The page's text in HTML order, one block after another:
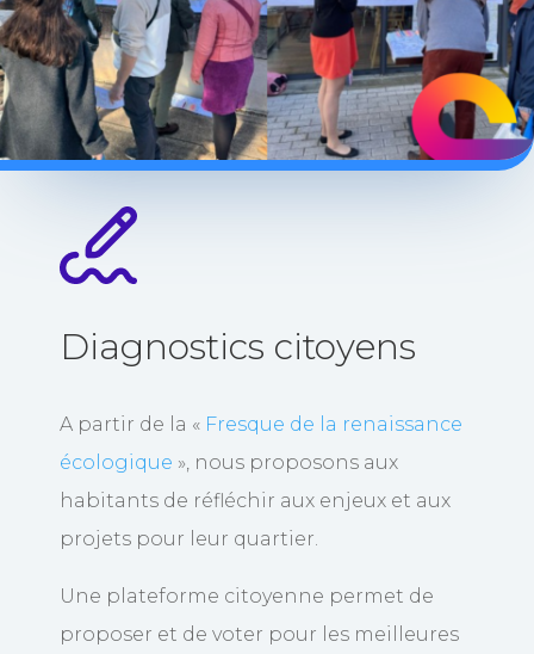
Diagnostics citoyens
A partir de la « Fresque de la renaissance
écologique », nous proposons aux
habitants de réfléchir aux enjeux et aux
projets pour leur quartier.
Une plateforme citoyenne permet de
proposer et de voter pour les meilleures